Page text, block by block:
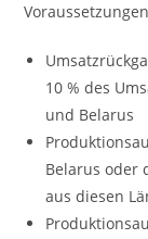
10 % des
und Belarus
Belarus oder
aus diesen